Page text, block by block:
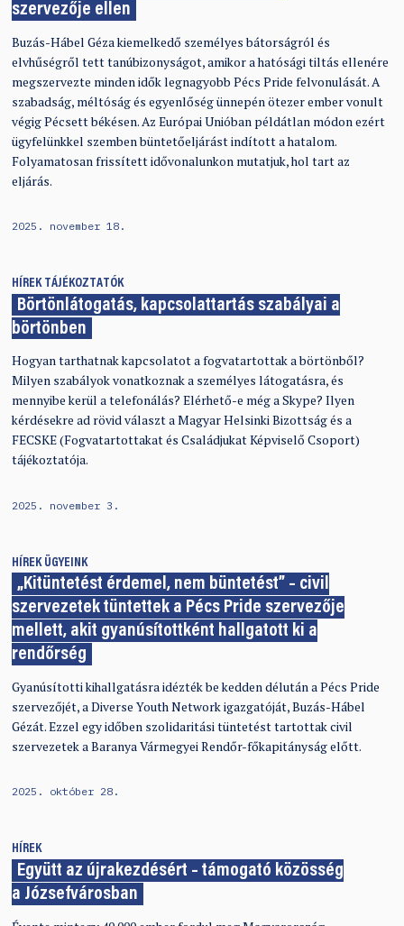
szervezője ellen
Buzás-Hábel Géza kiemelkedő személyes bátorságról és
elvhűségről tett tanúbizonyságot, amikor a hatósági tiltás ellenére
megszervezte minden idők legnagyobb Pécs Pride felvonulását. A
szabadság, méltóság és egyenlőség ünnepén ötezer ember vonult
végig Pécsett békésen. Az Európai Unióban példátlan módon ezért
ügyfelünkkel szemben büntetőeljárást indított a hatalom.
Folyamatosan frissített idővonalunkon mutatjuk, hol tart az
eljárás.
2025. november 18.
HÍREK TÁJÉKOZTATÓK
Börtönlátogatás, kapcsolattartás szabályai a
börtönben
Hogyan tarthatnak kapcsolatot a fogvatartottak a börtönből?
Milyen szabályok vonatkoznak a személyes látogatásra, és
mennyibe kerül a telefonálás? Elérhető-e még a Skype? Ilyen
kérdésekre ad rövid választ a Magyar Helsinki Bizottság és a
FECSKE (Fogvatartottakat és Családjukat Képviselő Csoport)
tájékoztatója.
2025. november 3.
HÍREK ÜGYEINK
„Kitüntetést érdemel, nem büntetést” – civil
szervezetek tüntettek a Pécs Pride szervezője
mellett, akit gyanúsítottként hallgatott ki a
rendőrség
Gyanúsítotti kihallgatásra idézték be kedden délután a Pécs Pride
szervezőjét, a Diverse Youth Network igazgatóját, Buzás-Hábel
Gézát. Ezzel egy időben szolidaritási tüntetést tartottak civil
szervezetek a Baranya Vármegyei Rendőr-főkapitányság előtt.
2025. október 28.
HÍREK
Együtt az újrakezdésért – támogató közösség
a Józsefvárosban